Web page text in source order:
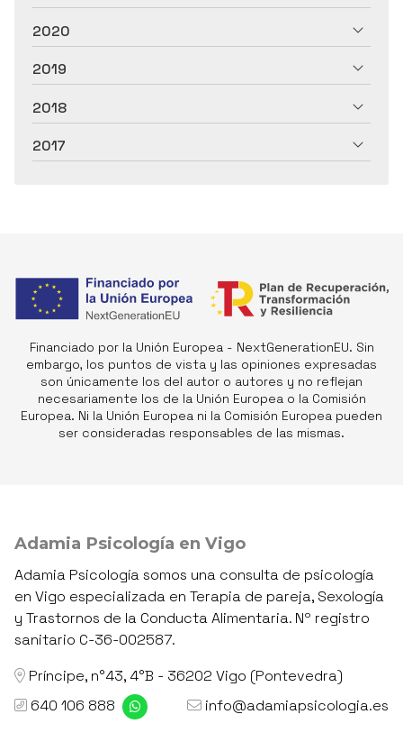
2020
2019
2018
2017
Financiado por la Unión Europea - NextGenerationEU. Sin
embargo, los puntos de vista y las opiniones expresadas
son únicamente los del autor o autores y no reflejan
necesariamente los de la Unión Europea o la Comisión
Europea. Ni la Unión Europea ni la Comisión Europea pueden
ser consideradas responsables de las mismas.
Adamia Psicología en Vigo
Adamia Psicología somos una consulta de psicología
en Vigo especializada en Terapia de pareja, Sexología
y Trastornos de la Conducta Alimentaria. Nº registro
sanitario C-36-002587.
Príncipe, n°43, 4°B - 36202 Vigo (Pontevedra)
640 106 888
info@adamiapsicologia.es